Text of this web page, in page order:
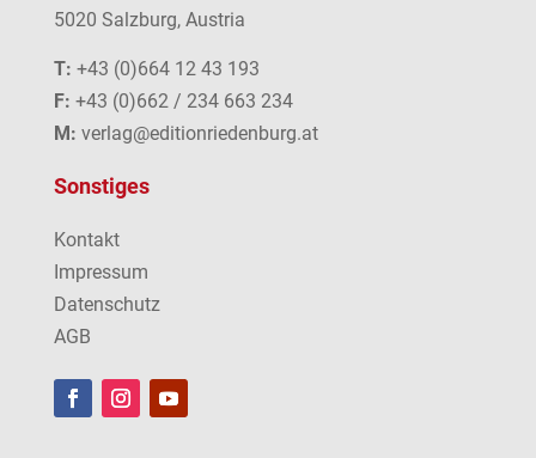
5020 Salzburg, Austria
T: +43 (0)664 12 43 193
F: +43 (0)662 / 234 663 234
M: verlag@editionriedenburg.at
Sonstiges
Kontakt
Impressum
Datenschutz
AGB